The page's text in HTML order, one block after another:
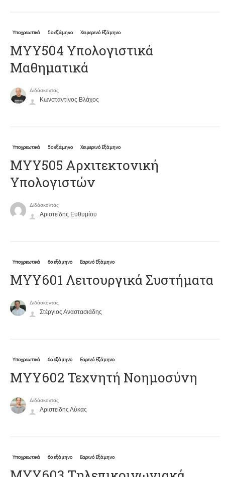
Υποχρεωτικά 5ο εξάμηνο Χειμερινό Εξάμηνο
ΜΥΥ504 Υπολογιστικά
Μαθηματικά
Διδάσκοντας
Κωνσταντίνος Βλάχος
Υποχρεωτικά 5ο εξάμηνο Χειμερινό Εξάμηνο
ΜΥΥ505 Αρχιτεκτονική
Υπολογιστών
Διδάσκοντας
Αριστείδης Ευθυμίου
Υποχρεωτικά 6ο εξάμηνο Εαρινό Εξάμηνο
ΜΥΥ601 Λειτουργικά Συστήματα
Διδάσκοντας
Στέργιος Αναστασιάδης
Υποχρεωτικά 6ο εξάμηνο Εαρινό Εξάμηνο
ΜΥΥ602 Τεχνητή Νοημοσύνη
Διδάσκοντας
Αριστείδης Λύκας
Υποχρεωτικά 6ο εξάμηνο Εαρινό Εξάμηνο